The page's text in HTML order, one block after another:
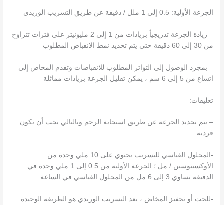
الجرعة الأولية: 0.5 إلى 1 ملل / دقيقة عن طريق التسريب الوريدي
– زيادة الجرعة تدريجياً بزيادات من 1 إلى 2 مليونيتر على فترات تتراوح
من 30 إلى 60 دقيقة حتى يتم تحديد نمط الانقباض المطلوب
– بمجرد الوصول إلى التواتر المطلوب للانقباضات وتقدم المخاض إلى
اتساع من 5 إلى 6 سم ، يمكن تقليل الجرعة بزيادات مماثلة
تعليقات:
– يتم تحديد الجرعة عن طريق استجابة الرحم وبالتالي يجب أن تكون
فردية.
-المحلول القياسي للتسريب يحتوي على 10 ملي وحدة من
الأوكسيتوسين / مل ؛ الجرعة الأولية من 0.5 إلى 1 ملي وحدة في
الدقيقة تساوي 3 إلى 6 مل من المحلول القياسي في الساعة.
-للحث أو تحفيز المخاض ، يعد التسريب الوريدي هو الطريقة الوحيدة